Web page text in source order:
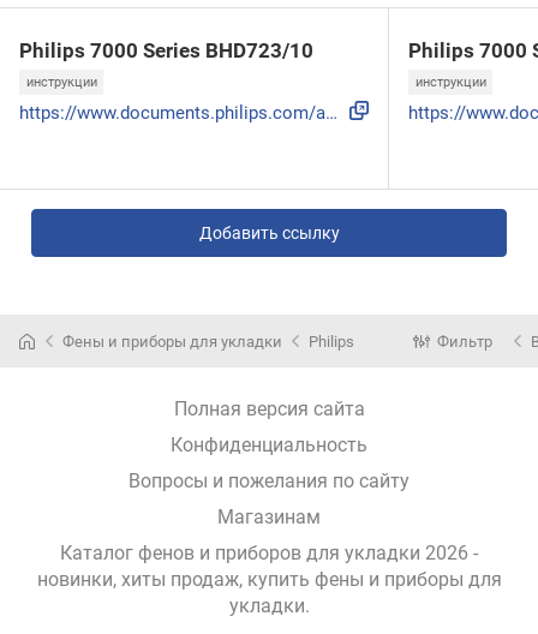
Philips 7000 Series BHD723/10
инструкции
https://www.documents.philips.com/assets/20230413/4853912aa...
Philips 7000
инструкции
Добавить ссылку
Фены и приборы для укладки Philips Фильтр
Полная версия сайта
Конфиденциальность
Вопросы и пожелания по сайту
Магазинам
Каталог фенов и приборов для укладки 2026 -
новинки, хиты продаж, купить фены и приборы для
укладки.